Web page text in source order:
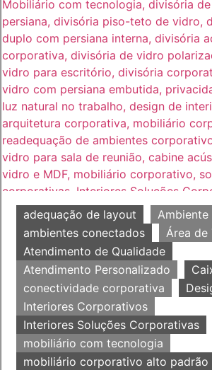
adequação de layout
ambientes conectados
Área de
Atendimento de Qualidade
Atendimento Personalizado
conectividade corporativa
Interiores Corporativos
Interiores Soluções Corporativas
mobiliário com tecnologia
mobiliário corporativo alto padrão